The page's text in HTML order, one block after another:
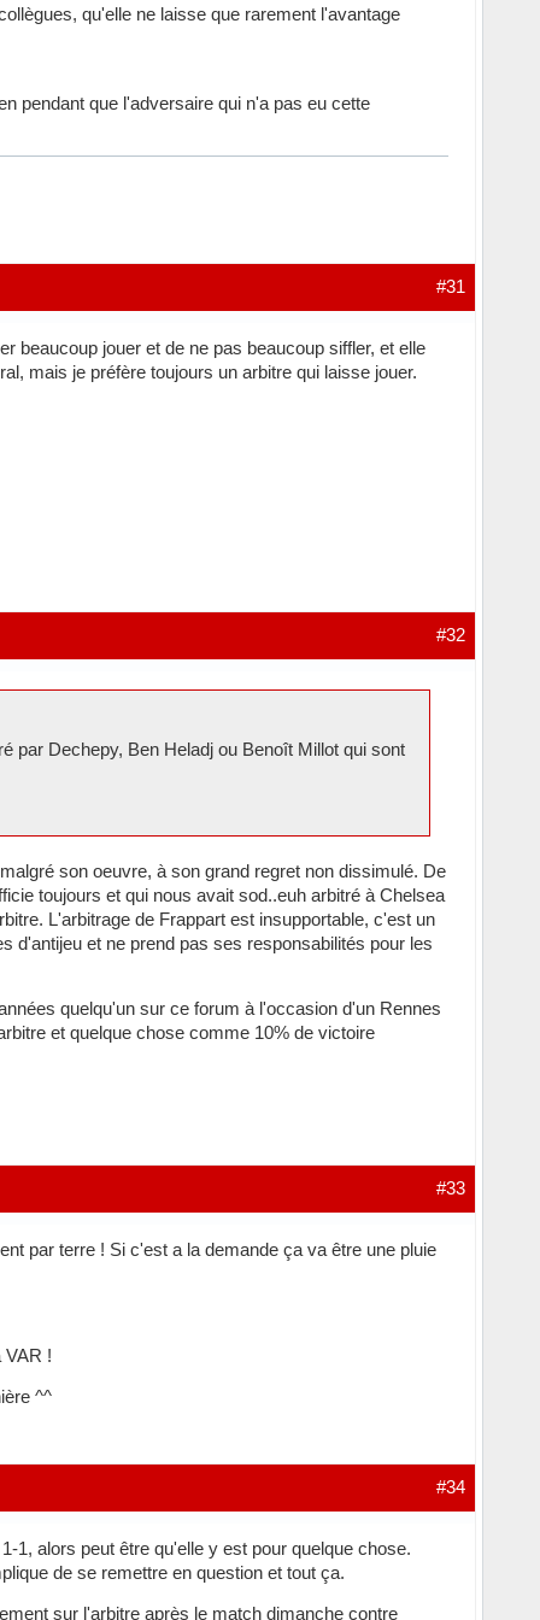
qu'elle ne laisse que rarement l'avantage
pendant que l'adversaire qui n'a pas eu cette
#31
beaucoup jouer et de ne pas beaucoup siffler, et elle
mais je préfère toujours un arbitre qui laisse jouer.
#32
par Dechepy, Ben Heladj ou Benoît Millot qui sont
son oeuvre, à son grand regret non dissimulé. De
toujours et qui nous avait sod..euh arbitré à Chelsea
L'arbitrage de Frappart est insupportable, c'est un
d'antijeu et ne prend pas ses responsabilités pour les
quelqu'un sur ce forum à l'occasion d'un Rennes
et quelque chose comme 10% de victoire
#33
par terre ! Si c'est a la demande ça va être une pluie
VAR !
^^
#34
1, alors peut être qu'elle y est pour quelque chose.
de se remettre en question et tout ça.
sur l'arbitre après le match dimanche contre